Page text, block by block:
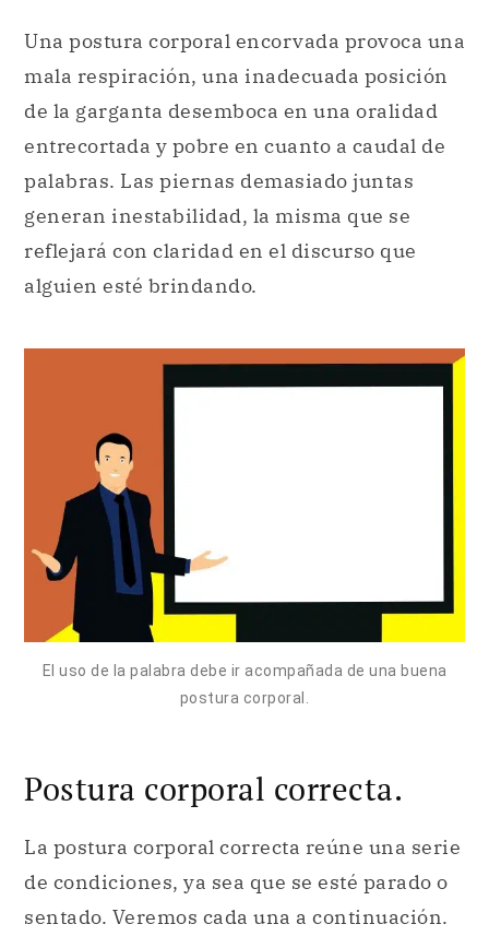
Una postura corporal encorvada provoca una
mala respiración, una inadecuada posición
de la garganta desemboca en una oralidad
entrecortada y pobre en cuanto a caudal de
palabras. Las piernas demasiado juntas
generan inestabilidad, la misma que se
reflejará con claridad en el discurso que
alguien esté brindando.
El uso de la palabra debe ir acompañada de una buena
postura corporal.
Postura corporal correcta.
La postura corporal correcta reúne una serie
de condiciones, ya sea que se esté parado o
sentado. Veremos cada una a continuación.